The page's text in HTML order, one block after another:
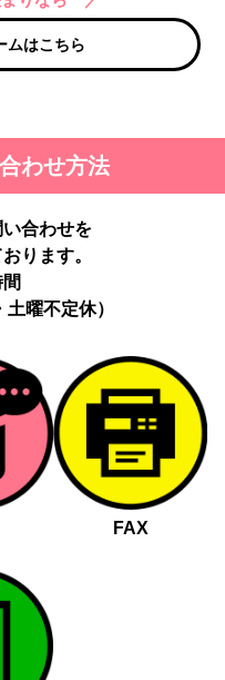
ムはこちら
わせ方法
合わせを
ります。
間
曜不定休）
FAX